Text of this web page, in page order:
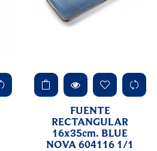
FUENTE
RECTANGULAR
16x35cm. BLUE
NOVA 604116 1/1